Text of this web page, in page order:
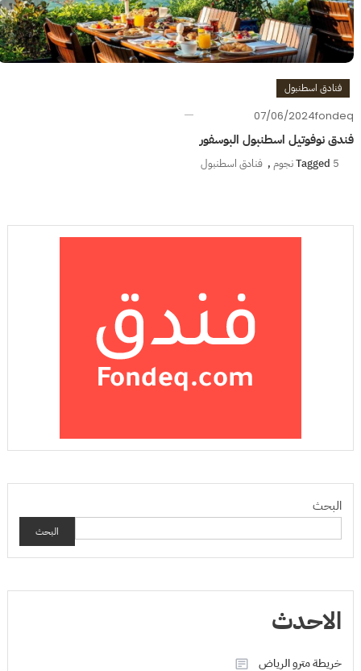
فنادق اسطنبول
07/06/2024fondeq
فندق نوفوتيل اسطنبول البوسفور
Tagged 5 نجوم , فنادق اسطنبول
البحث
البحث
الاحدث
خريطة مترو الرياض